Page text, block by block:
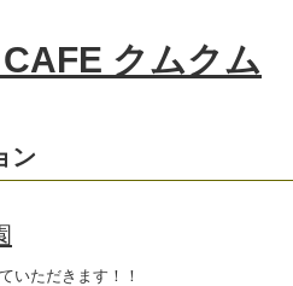
クムクム
ン
いただきます！！